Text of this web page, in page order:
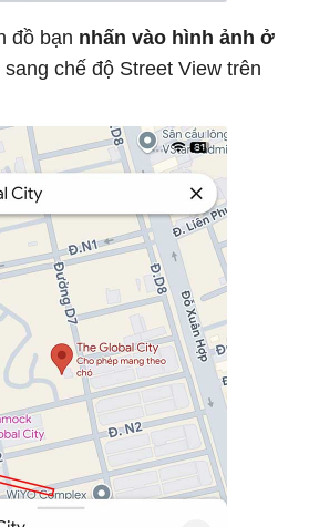
đồ bạn nhấn vào hình ảnh ở
chế độ Street View trên